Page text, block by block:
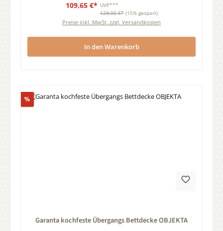
109,65 €* UVP***
129,00 €* (15% gespart)
Preise inkl. MwSt. zzgl. Versandkosten
In den Warenkorb
%Rabatt
Garanta kochfeste Übergangs Bettdecke OBJEKTA